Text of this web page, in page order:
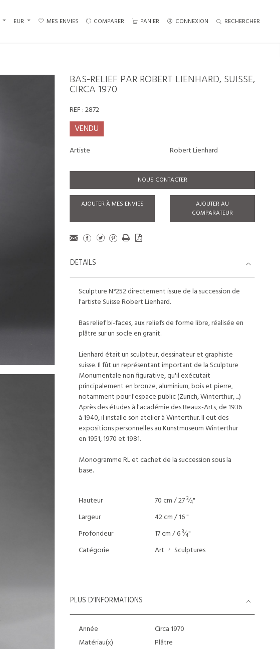
EUR MES ENVIES COMPARER PANIER CONNEXION RECHERCHER
BAS-RELIEF PAR ROBERT LIENHARD, SUISSE,
CIRCA 1970
REF :2872
VENDU
Artiste Robert Lienhard
NOUS CONTACTER
AJOUTER À MES ENVIES
AJOUTER AU
COMPARATEUR
DETAILS
Sculpture N°252 directement issue de la succession de
l'artiste Suisse Robert Lienhard.
Bas relief bi-faces, aux reliefs de forme libre, réalisée en
plâtre sur un socle en granit.
Lienhard était un sculpteur, dessinateur et graphiste
suisse. Il fût un représentant important de la Sculpture
Monumentale non figurative, qu'il exécutait
principalement en bronze, aluminium, bois et pierre,
notamment pour l'espace public (Zurich, Winterthur, ...)
Après des études à l'académie des Beaux-Arts, de 1936
à 1940, il installe son atelier à Winterthur. Il eut des
expositions personnelles au Kunstmuseum Winterthur
en 1951, 1970 et 1981.
Monogramme RL et cachet de la succession sous la
base.
Hauteur 70 cm / 273⁄4"
Largeur
42 cm / 16 "
Profondeur
17 cm / 63⁄4"
Catégorie
Art Sculptures
PLUS D’INFORMATIONS
Année
Circa 1970
Matériau(x)
Plâtre